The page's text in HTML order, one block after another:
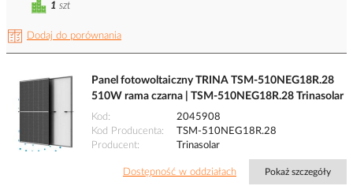
Dodaj do porównania
1 szt
Panel fotowoltaiczny TRINA TSM-510NEG18R.28
510W rama czarna | TSM-510NEG18R.28 Trinasolar
Kod
2045908
Kod Producenta
TSM-510NEG18R.28
Producent
Trinasolar
Dostępność w oddziałach Pokaż szczegóły